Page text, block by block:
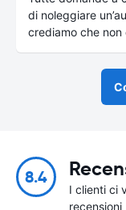
di noleggiare
crediamo che
8.4
I clienti ci
recensioni